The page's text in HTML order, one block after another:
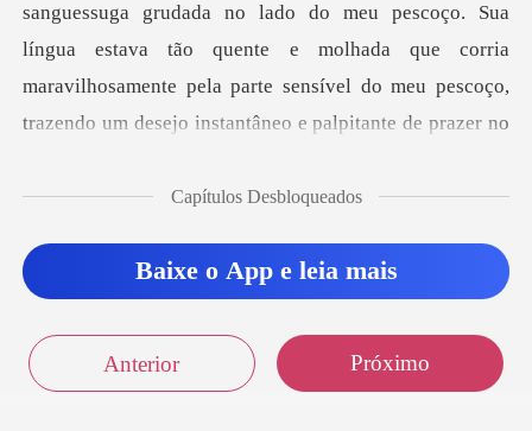
Sair
Baixar App
sanguessuga grudada no lado do meu pescoço. Sua
língua estava tão quente e molhada que corria
maravilhosam
Capítulos Desbloqueados
Baixe o App e leia mais
Anterior Próximo